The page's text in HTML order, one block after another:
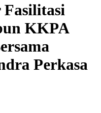
KKPA
Perkasa